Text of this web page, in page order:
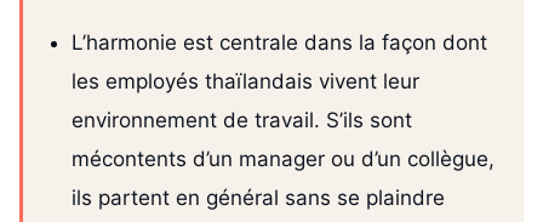
L’harmonie est centrale dans la façon dont
les employés thaïlandais vivent leur
environnement de travail. S’ils sont
mécontents d’un manager ou d’un collègue,
ils partent en général sans se plaindre